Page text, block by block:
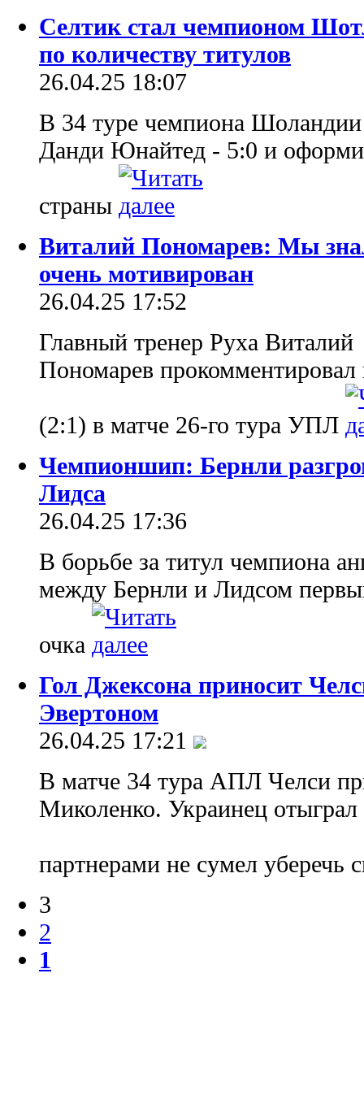
Селтик стал чемпионом
по количеству титулов
26.04.25 18:07
В 34 туре чемпиона Шоландии
Данди Юнайтед - 5:0 и
страны
Виталий Пономарев: Мы
очень мотивирован
26.04.25 17:52
Главный тренер Руха Виталий
Пономарев
(2:1) в матче 26-го тура УПЛ
Чемпионшип: Бернли
Лидса
26.04.25 17:36
В борьбе за титул чемпиона
между Бернли и Лидсом
очка
Гол Джексона приносит
Эвертоном
26.04.25 17:21
В матче 34 тура АПЛ Челси
Миколенко. Украинец отыграл
партнерами не сумел уберечь
3
2
1